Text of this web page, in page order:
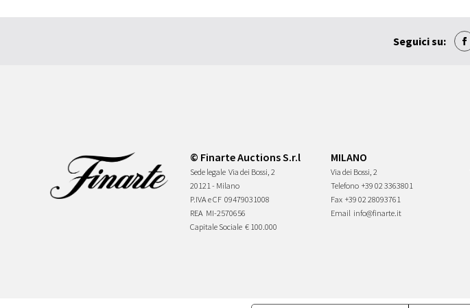
Seguici su:
© Finarte Auctions S.r.l
Sede legale Via dei Bossi, 2
20121 - Milano
P.IVA e CF 09479031008
REA MI-2570656
Capitale Sociale € 100.000
MILANO
Via dei Bossi, 2
Telefono +39 02 3363801
Fax +39 02 28093761
Email info@finarte.it